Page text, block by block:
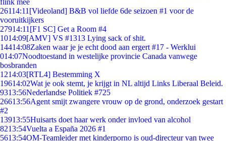
flink mee
26114:11 [Videoland] B&B vol liefde 6de seizoen #1 voor de
vooruitkijkers
27914:11 [F1 SC] Get a Room #4
1014:09[AMV] VS #1313 Lying sack of shit.
14414:08Zaken waar je je echt dood aan ergert #17 - Werklui
014:07Noodtoestand in westelijke provincie Canada vanwege
bosbranden
1214:03[RTL4] Bestemming X
19614:02Wat je ook stemt, je krijgt in NL altijd Links Liberaal Beleid.
9313:56Nederlandse Politiek #725
26613:56Agent smijt zwangere vrouw op de grond, onderzoek gestart
#2
13913:55Huisarts doet haar werk onder invloed van alcohol
8213:54Vuelta a España 2026 #1
5613:54OM-Teamleider met kinderporno is oud-directeur van twee